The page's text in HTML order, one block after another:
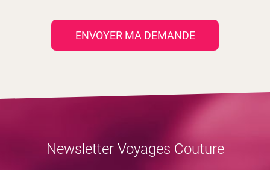
ENVOYER MA DEMANDE
Newsletter Voyages Couture